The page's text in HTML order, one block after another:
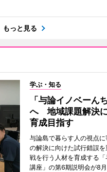
もっと見る
学ぶ・知る
「与論イノベーん
へ 地域課題解決
育成目指す
与論島で暮らす人の視点
の解決に向けた試行錯誤
戦を行う人材を育成する
講座」の第6期説明会が8